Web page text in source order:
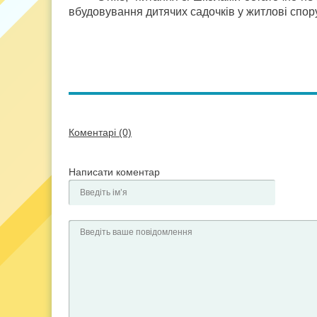
вбудовування дитячих садочків у житлові
Коментарі (0)
Написати коментар